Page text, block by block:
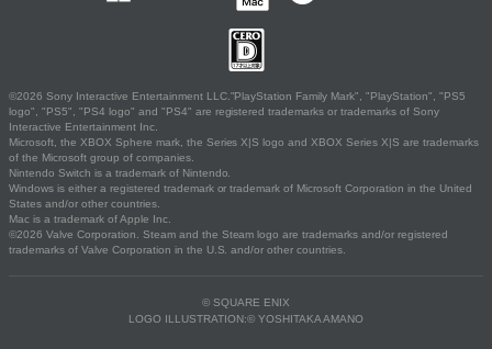
©2026 Sony Interactive Entertainment LLC."PlayStation Family Mark", "PlayStation", "PS5
logo", "PS5", "PS4 logo" and "PS4" are registered trademarks or trademarks of Sony
Interactive Entertainment Inc.
Microsoft, the XBOX Sphere mark, the Series X|S logo and XBOX Series X|S are trademarks
of the Microsoft group of companies.
Nintendo Switch is a trademark of Nintendo.
Windows is either a registered trademark or trademark of Microsoft Corporation in the United
States and/or other countries.
Mac is a trademark of Apple Inc.
©2026 Valve Corporation. Steam and the Steam logo are trademarks and/or registered
trademarks of Valve Corporation in the U.S. and/or other countries.
© SQUARE ENIX
LOGO ILLUSTRATION:© YOSHITAKA AMANO